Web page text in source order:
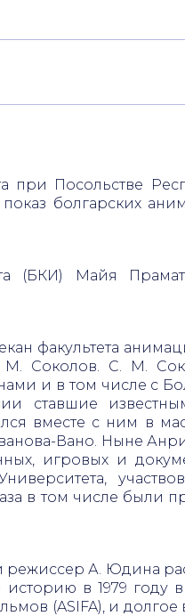
при Посольстве
болгарских
(БКИ) Майя
факультета
Соколов. С. М.
и в том числе с
ставшие
вместе с ним в
Вано. Ныне
игровых и
в том числе были
режиссер А. Юдина
в 1979 году
(ASIFA), и